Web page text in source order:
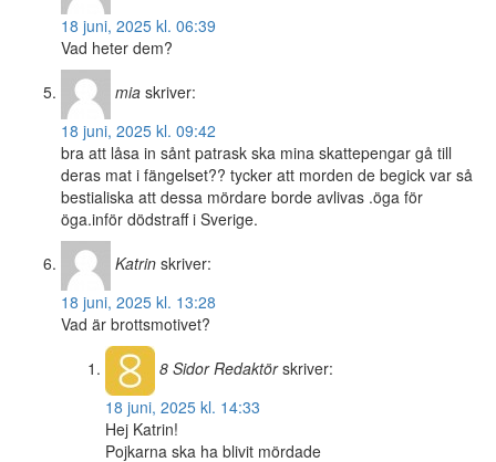
18 juni, 2025 kl. 06:39
Vad heter dem?
mia skriver:
18 juni, 2025 kl. 09:42
bra att låsa in sånt patrask ska mina skattepengar gå till
deras mat i fängelset?? tycker att morden de begick var så
bestialiska att dessa mördare borde avlivas .öga för
öga.inför dödstraff i Sverige.
Katrin skriver:
18 juni, 2025 kl. 13:28
Vad är brottsmotivet?
8 SidorRedaktör skriver:
18 juni, 2025 kl. 14:33
Hej Katrin!
Pojkarna ska ha blivit mördade